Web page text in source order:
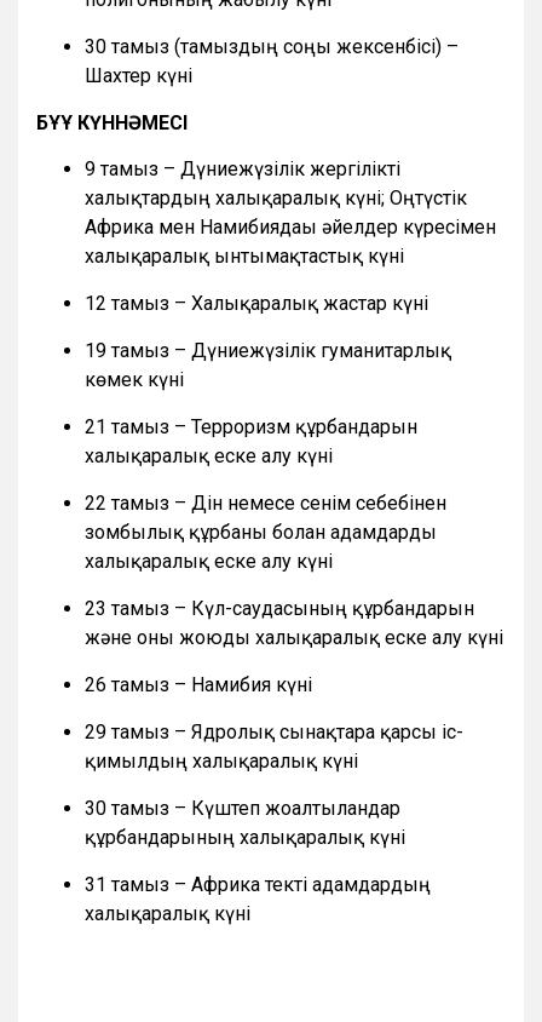
30 тамыз (тамыздың соңғы жексенбісі) –
Шахтер күні
БҰҰ КҮННӘМЕСІ
9 тамыз – Дүниежүзілік жергілікті
халықтардың халықаралық күні; Оңтүстік
Африка мен Намибиядағы әйелдер күресімен
халықаралық ынтымақтастық күні
12 тамыз – Халықаралық жастар күні
19 тамыз – Дүниежүзілік гуманитарлық
көмек күні
21 тамыз – Терроризм құрбандарын
халықаралық еске алу күні
22 тамыз – Дін немесе сенім себебінен
зомбылық құрбаны болған адамдарды
халықаралық еске алу күні
23 тамыз – Күл-саудасының құрбандарын
және оны жоюды халықаралық еске алу күні
26 тамыз – Намибия күні
29 тамыз – Ядролық сынақтарға қарсы іс-
қимылдың халықаралық күні
30 тамыз – Күштеп жоғалтылғандар
құрбандарының халықаралық күні
31 тамыз – Африка текті адамдардың
халықаралық күні